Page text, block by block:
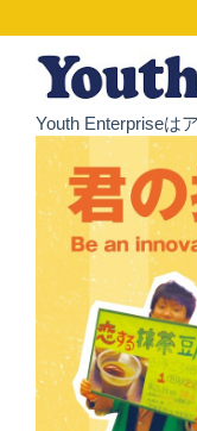
Youth Enterpriseは